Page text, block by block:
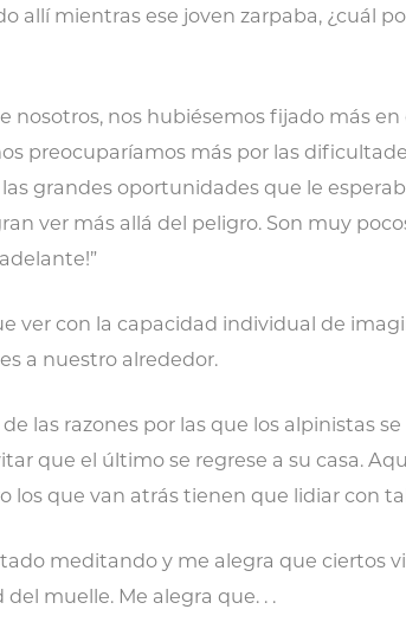
allí mientras ese joven zarpaba, ¿cuál
nosotros, nos hubiésemos fijado más
preocuparíamos más por las
grandes oportunidades que le
ver más allá del peligro. Son muy
ver con la capacidad individual de
a nuestro alrededor.
las razones por las que los alpinistas
que el último se regrese a su casa.
los que van atrás tienen que lidiar con
meditando y me alegra que ciertos
muelle. Me alegra que. . .